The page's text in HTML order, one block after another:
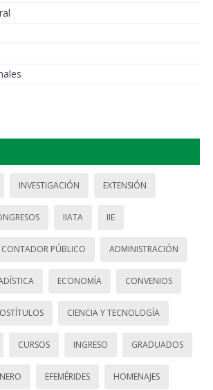
INVESTIGACIÓN EXTENSIÓN
IIATA IIE
CONTADOR PÚBLICO ADMINISTRACIÓN
ECONOMÍA CONVENIOS
CIENCIA Y TECNOLOGÍA
CURSOS INGRESO GRADUADOS
EFEMÉRIDES HOMENAJES